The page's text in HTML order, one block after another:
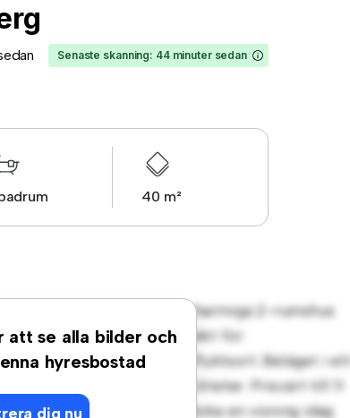
Senaste skanning: 44 minuter sedan
40 m²
att se alla bilder och
hyresbostad
dig nu
Sundbyberg! Detta charmiga 2-rumshus
stora bakgården är perfekt för
ger en bekväm tillflyktsort. Beläget i ett
skolor och samhällsfaciliteter. Prisvärt till 11
en lugn förortslivsstil. Boka en visning idag